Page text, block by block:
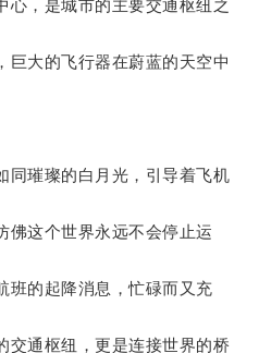
，是城市的主要交通枢纽之
大的飞行器在蔚蓝的天空中
璀璨的白月光，引导着飞机
这个世界永远不会停止运
的起降消息，忙碌而又充
通枢纽，更是连接世界的桥